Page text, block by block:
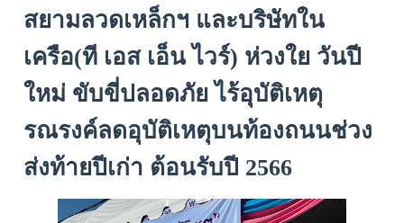
สยามลวดเหล็กฯ และบริษัทใน
เครือ(ที เอส เอ็น ไวร์) ห่วงใย วันปี
ใหม่ ขับขี่ปลอดภัย ไร้อุบัติเหตุ
รณรงค์ลดอุบัติเหตุบนท้องถนนช่วง
ส่งท้ายปีเก่า ต้อนรับปี 2566